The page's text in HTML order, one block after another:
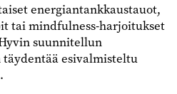
energiantankkaustauot,
tai mindfulness-harjoitukset
suunnitellun
esivalmisteltu